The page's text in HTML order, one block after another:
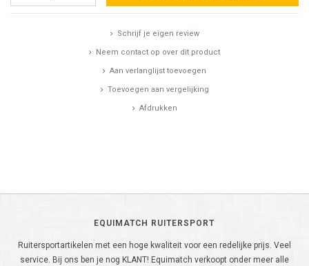
Schrijf je eigen review
Neem contact op over dit product
Aan verlanglijst toevoegen
Toevoegen aan vergelijking
Afdrukken
EQUIMATCH RUITERSPORT
Ruitersportartikelen met een hoge kwaliteit voor een redelijke prijs. Veel
service. Bij ons ben je nog KLANT! Equimatch verkoopt onder meer alle